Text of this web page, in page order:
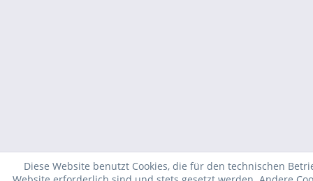
Diese Website benutzt Cookies, die für den technischen